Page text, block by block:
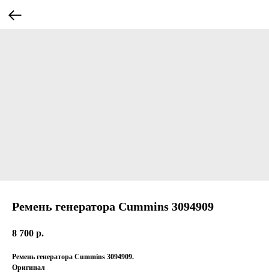
Ремень генератора Cummins 3094909
8 700 р.
Ремень генератора Cummins 3094909.
Оригинал